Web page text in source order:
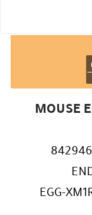
MOUSE
EGG-